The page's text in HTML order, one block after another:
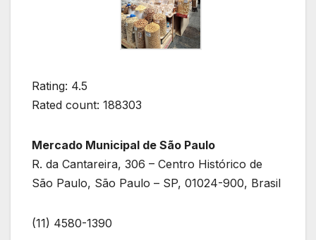
Rating: 4.5
Rated count: 188303
Mercado Municipal de São Paulo
R. da Cantareira, 306 – Centro Histórico de
São Paulo, São Paulo – SP, 01024-900, Brasil
(11) 4580-1390